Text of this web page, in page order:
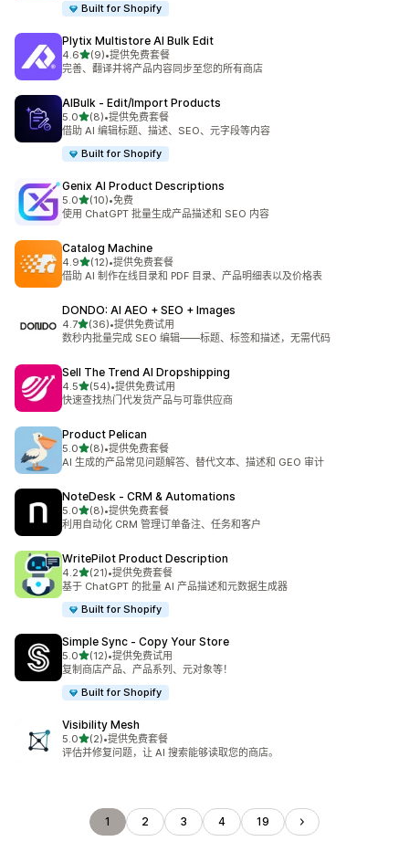
Built for Shopify
Plytix Multistore AI Bulk Edit
4.6星（满分 5 星）
(9)
总共 9 条评论
•提供免费套餐
完善、翻译并将产品内容同步至您的所有商店
AIBulk ‑ Edit/Import Products
5.0星（满分 5 星）
(8)
总共 8 条评论
•提供免费套餐
借助 AI 编辑标题、描述、SEO、元字段等内容
Built for Shopify
Genix AI Product Descriptions
5.0星（满分 5 星）
(10)
总共 10 条评论
•免费
使用 ChatGPT 批量生成产品描述和 SEO 内容
Catalog Machine
4.9星（满分 5 星）
(12)
总共 12 条评论
•提供免费套餐
借助 AI 制作在线目录和 PDF 目录、产品明细表以及价格表
DONDO: AI AEO + SEO + Images
4.7星（满分 5 星）
(36)
总共 36 条评论
•提供免费试用
数秒内批量完成 SEO 编辑——标题、标签和描述，无需代码
Sell The Trend AI Dropshipping
4.5星（满分 5 星）
(54)
总共 54 条评论
•提供免费试用
快速查找热门代发货产品与可靠供应商
Product Pelican
5.0星（满分 5 星）
(8)
总共 8 条评论
•提供免费套餐
AI 生成的产品常见问题解答、替代文本、描述和 GEO 审计
NoteDesk ‑ CRM & Automations
5.0星（满分 5 星）
(8)
总共 8 条评论
•提供免费套餐
利用自动化 CRM 管理订单备注、任务和客户
WritePilot Product Description
4.2星（满分 5 星）
(21)
总共 21 条评论
•提供免费套餐
基于 ChatGPT 的批量 AI 产品描述和元数据生成器
Built for Shopify
Simple Sync ‑ Copy Your Store
5.0星（满分 5 星）
(12)
总共 12 条评论
•提供免费试用
复制商店产品、产品系列、元对象等！
Built for Shopify
Visibility Mesh
5.0星（满分 5 星）
(2)
总共 2 条评论
•提供免费套餐
评估并修复问题，让 AI 搜索能够读取您的商店。
1 2 3 4 19